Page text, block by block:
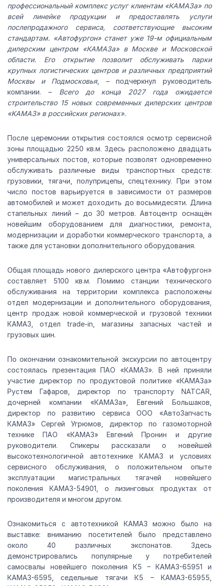
профессиональный комплекс услуг клиентам «КАМАЗа» по
всей линейке продукции и предоставлять услуги
послепродажного сервиса, соответствующие высоким
стандартам. «Автофургон» станет уже 19-м официальным
дилерским центром «КАМАЗа» в Москве и Московской
области. Его открытие позволит обслуживать парки
крупных логистических центров и различных предприятий
Москвы и Подмосковья, – подчеркнул руководитель
компании. – Всего до конца 2027 года ожидается
строительство 15 новых современных дилерских центров
«KAMAЗ» в российских регионах».
После церемонии открытия состоялся осмотр сервисной
зоны площадью 2250 кв.м. Здесь расположено двадцать
универсальных постов, которые позволят одновременно
обслуживать различные виды транспортных средств:
грузовики, тягачи, полуприцепы, спецтехнику. При этом
число постов варьируется в зависимости от размеров
автомобилей и может доходить до восьмидесяти. Длина
стапельных линий – до 30 метров. Автоцентр оснащён
новейшим оборудованием для диагностики, ремонта,
модернизации и доработки коммерческого транспорта, а
также для установки дополнительного оборудования.
Общая площадь нового дилерского центра «Автофургон»
составляет 5100 кв.м. Помимо станции технического
обслуживания на территории комплекса расположены
отдел модернизации и дополнительного оборудования,
центр продаж новой коммерческой и грузовой техники
КАМАЗ, отдел trade-in, магазины запасных частей и
грузовых шин.
По окончании ознакомительной экскурсии по автоцентру
состоялась презентация ПАО «КАМАЗ». В ней приняли
участие директор по продуктовой политике «КАМАЗа»
Рустем Гафаров, директор по транспорту NATCAR,
дочерней компании «КАМАЗа», Евгений Большаков,
директор по развитию сервиса ООО «АвтоЗапчасть
КАМАЗ» Сергей Угрюмов, директор по газомоторной
технике ПАО «КАМАЗ» Евгений Пронин и другие
руководители. Спикеры рассказали о новейшей
высокотехнологичной автотехнике КАМАЗ и условиях
сервисного обслуживания, о положительном опыте
эксплуатации магистральных тягачей новейшего
поколения КАМАЗ-54901, о лизинговых продуктах от
производителя и многом другом.
Ознакомиться с автотехникой КАМАЗ можно было на
выставке: вниманию посетителей было представлено
около 40 различных экспонатов. Здесь
демонстрировались популярные у потребителей
самосвалы новейшего поколения К5 – КАМАЗ-65951 и
КАМАЗ-6595, седельные тягачи К5 – КАМАЗ-65955,